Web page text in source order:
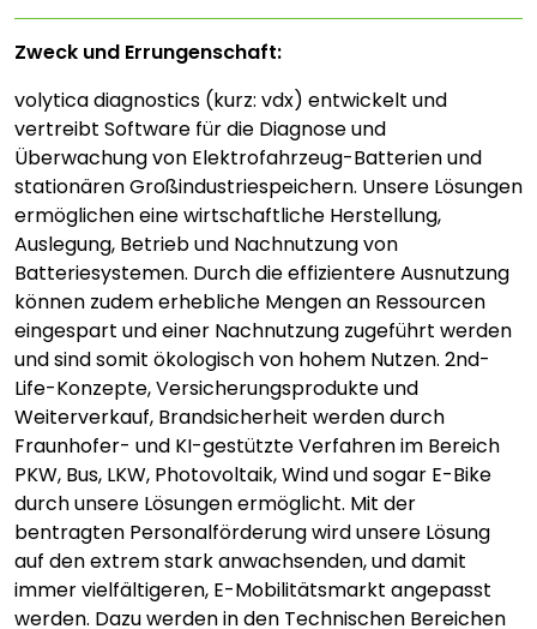
Zweck und Errungenschaft:
volytica diagnostics (kurz: vdx) entwickelt und
vertreibt Software für die Diagnose und
Überwachung von Elektrofahrzeug-Batterien und
stationären Großindustriespeichern. Unsere Lösungen
ermöglichen eine wirtschaftliche Herstellung,
Auslegung, Betrieb und Nachnutzung von
Batteriesystemen. Durch die effizientere Ausnutzung
können zudem erhebliche Mengen an Ressourcen
eingespart und einer Nachnutzung zugeführt werden
und sind somit ökologisch von hohem Nutzen. 2nd-
Life-Konzepte, Versicherungsprodukte und
Weiterverkauf, Brandsicherheit werden durch
Fraunhofer- und KI-gestützte Verfahren im Bereich
PKW, Bus, LKW, Photovoltaik, Wind und sogar E-Bike
durch unsere Lösungen ermöglicht. Mit der
bentragten Personalförderung wird unsere Lösung
auf den extrem stark anwachsenden, und damit
immer vielfältigeren, E-Mobilitätsmarkt angepasst
werden. Dazu werden in den Technischen Bereichen